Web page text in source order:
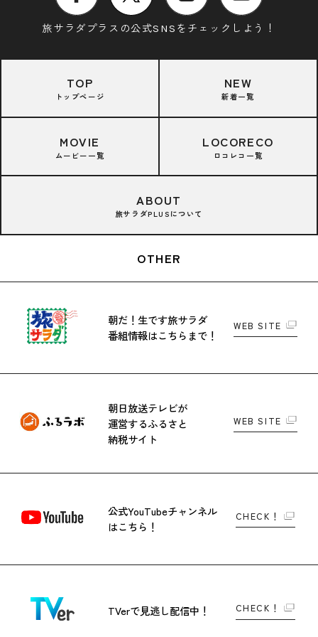
旅サラダプラスの公式SNSをチェックしよう！
TOP
トップページ
NEW
新着一覧
MOVIE
ムービー一覧
LOCORECO
ロコレコ一覧
ABOUT
旅サラダPLUSについて
OTHER
朝だ！生です旅サラダ
番組情報はこちらまで！
WEB SITE
朝日放送テレビが
運営するふるさと
納税サイト
WEB SITE
公式YouTubeチャンネル
はこちら！
CHECK！
TVerで見逃し配信中！ CHECK！